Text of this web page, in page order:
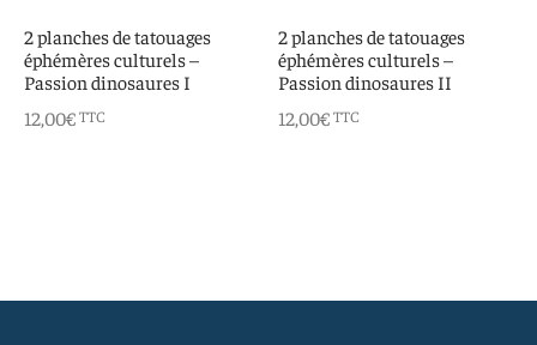
2 planches de tatouages
éphémères culturels –
Passion dinosaures I
12,00€TTC
2 planches de tatouages
éphémères culturels –
Passion dinosaures II
12,00€ TTC
intuitif et culturel